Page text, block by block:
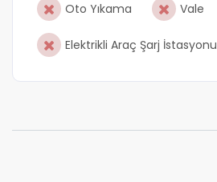
Oto Yıkama Vale
Elektrikli Araç Şarj İstasyonu